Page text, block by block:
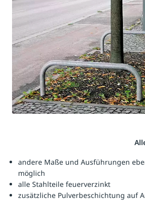
andere Maße und Ausführungen
möglich
alle Stahlteile feuerverzinkt
zusätzliche Pulverbeschichtung auf